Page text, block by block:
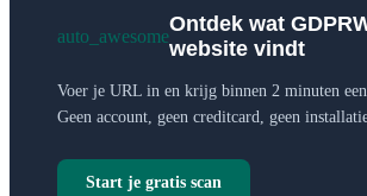
auto_awesome
Ontdek wat
website vindt
Voer je URL in en krijg binnen 2 minuten een
Geen account, geen creditcard, geen
Start je gratis scan